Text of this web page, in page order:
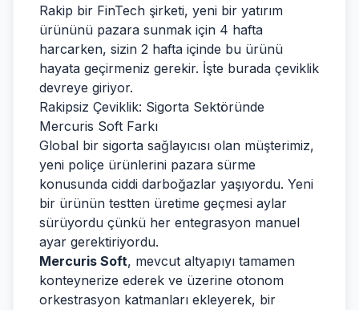
Rakip bir FinTech şirketi, yeni bir yatırım
ürününü pazara sunmak için 4 hafta
harcarken, sizin 2 hafta içinde bu ürünü
hayata geçirmeniz gerekir. İşte burada çeviklik
devreye giriyor.
Rakipsiz Çeviklik: Sigorta Sektöründe
Mercuris Soft Farkı
Global bir sigorta sağlayıcısı olan müşterimiz,
yeni poliçe ürünlerini pazara sürme
konusunda ciddi darboğazlar yaşıyordu. Yeni
bir ürünün testten üretime geçmesi aylar
sürüyordu çünkü her entegrasyon manuel
ayar gerektiriyordu.
Mercuris Soft, mevcut altyapıyı tamamen
konteynerize ederek ve üzerine otonom
orkestrasyon katmanları ekleyerek, bir